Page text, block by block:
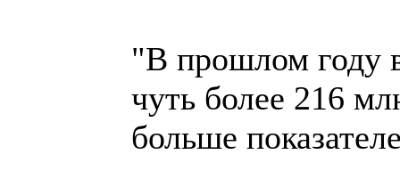
"В прошлом году
чуть более 216
больше